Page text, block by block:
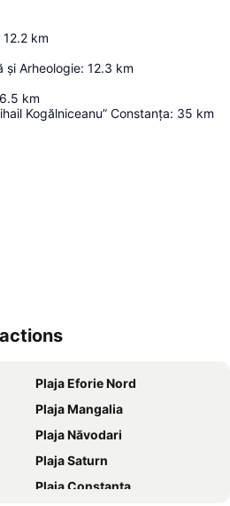
12.2 km
și Arheologie: 12.3 km
km
Kogălniceanu” Constanța: 35 km
Plaja Eforie Nord
Plaja Mangalia
Plaja Năvodari
Plaja Saturn
Plaja Constanța